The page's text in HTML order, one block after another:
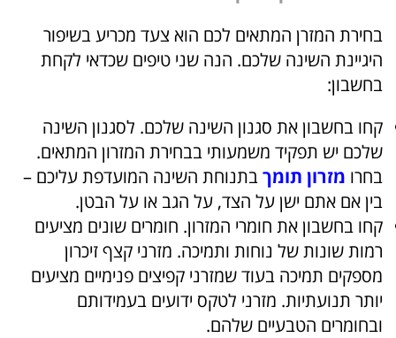
בחירת המזרן המתאים לכם הוא צעד מכריע בשיפור
היגיינת השינה שלכם. הנה שני טיפים שכדאי לקחת
בחשבון:
קחו בחשבון את סגנון השינה שלכם. לסגנון השינה
שלכם יש תפקיד משמעותי בבחירת המזרון המתאים.
בחרו מזרון תומךבתנוחת השינה המועדפת עליכם –
בין אם אתם ישן על הצד, על הגב או על הבטן.
קחו בחשבון את חומרי המזרון. חומרים שונים מציעים
רמות שונות של נוחות ותמיכה. מזרני קצף זיכרון
מספקים תמיכה בעוד שמזרני קפיצים פנימיים מציעים
יותר תנועתיות. מזרני לטקס ידועים בעמידותם
ובחומרים הטבעיים שלהם.